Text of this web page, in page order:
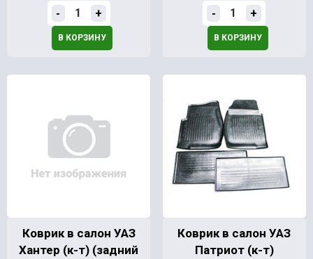
- +
В КОРЗИНУ
- +
В КОРЗИНУ
Коврик в салон УАЗ
Хантер (к-т) (задний
Коврик в салон УАЗ
Патриот (к-т)